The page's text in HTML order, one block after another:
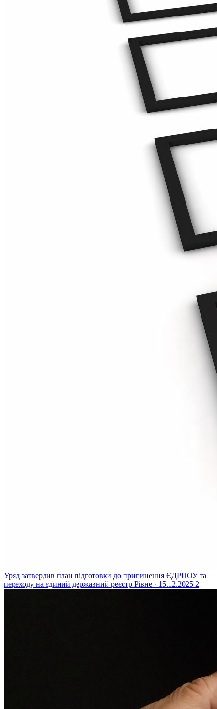
Уряд затвердив план підготовки до припинення ЄДРПОУ та
переходу на єдиний державний реєстр Рівне · 15.12.2025 2